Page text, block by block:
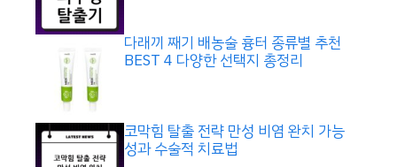
다래끼 째기 배농술 흉터 종류별 추천
BEST 4 다양한 선택지 총정리
코막힘 탈출 전략 만성 비염 완치 가능
성과 수술적 치료법